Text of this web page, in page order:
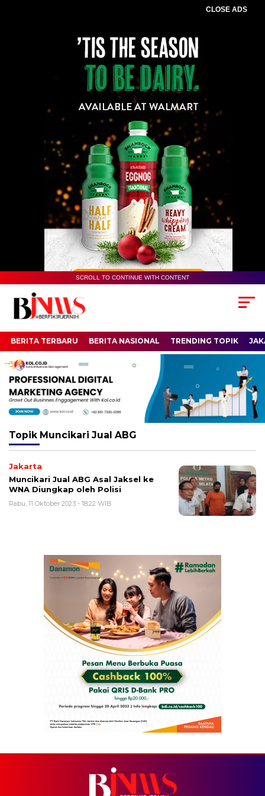
CLOSE ADS
SCROLL TO CONTINUE WITH CONTENT
BERITA TERBARU BERITA NASIONAL TRENDING TOPIK
Topik Muncikari Jual ABG
Jakarta
Muncikari Jual ABG Asal Jaksel ke
WNA Diungkap oleh Polisi
Rabu, 11 Oktober 2023 - 18:22 WIB